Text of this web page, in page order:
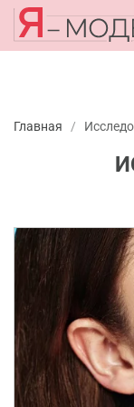
Главная /